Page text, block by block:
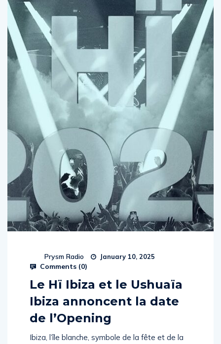
Prysm Radio January 10, 2025
Comments (0)
Le Hï Ibiza et le Ushuaïa
Ibiza annoncent la date
de l’Opening
Ibiza, l’île blanche, symbole de la fête et de la